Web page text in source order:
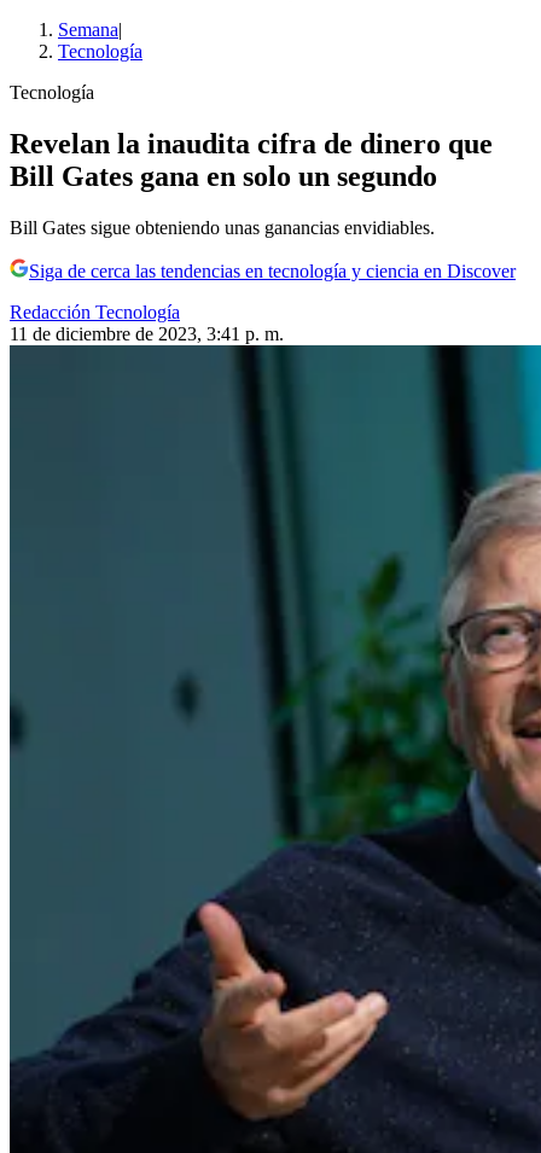
Semana|
Tecnología
Tecnología
Revelan la inaudita cifra de dinero que
Bill Gates gana en solo un segundo
Bill Gates sigue obteniendo unas ganancias envidiables.
Siga de cerca las tendencias en tecnología y ciencia en Discover
Redacción Tecnología
11 de diciembre de 2023, 3:41 p. m.